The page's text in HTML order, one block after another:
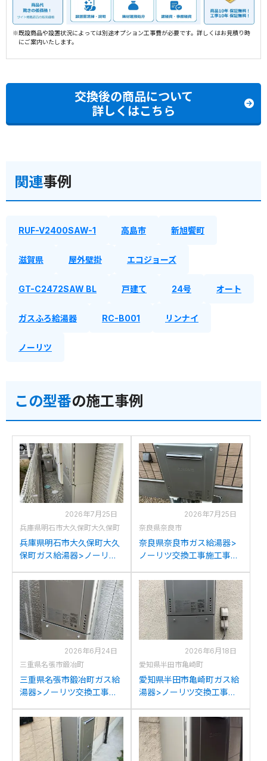
※既設商品や設置状況によっては別途オプション工事費が必要です。詳しくはお見積り時
にご案内いたします。
交換後の商品について
詳しくはこちら
関連事例
RUF-V2400SAW-1 高島市 新旭饗町
滋賀県 屋外壁掛 エコジョーズ
GT-C2472SAW BL 戸建て 24号 オート
ガスふろ給湯器 RC-B001 リンナイ
ノーリツ
この型番の施工事例
2026年7月25日
兵庫県明石市大久保町大久保町
兵庫県明石市大久保町大久
保町ガス給湯器>ノーリツ
ツGT-C2452SAWXからノ
ーリツGT-C2472SAW BL
への交換
2026年7月25日
奈良県奈良市
奈良県奈良市ガス給湯器>
ノーリツ交換工事施工事
C2472(S)AWからノーリツ
GT-C2472SAW BLへの交
換
2026年6月24日
三重県名張市鍛冶町
三重県名張市鍛冶町ガス給
湯器>ノーリツ交換工事施
C2432(S)AWXからノーリ
ツGT-C2472SAW BLへの
交換
2026年6月18日
愛知県半田市亀崎町
愛知県半田市亀崎町ガス給
湯器>ノーリツ交換工事施
C2452SAWXからノーリツ
GT-C2472SAW BLへの交
換